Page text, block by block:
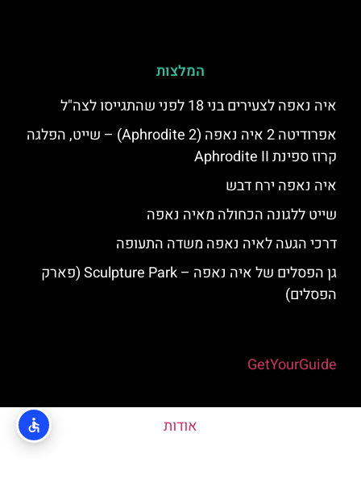
המלצות
איה נאפה לצעירים בני 18 לפני שהתגייסו לצה"ל
אפרודיטה 2 איה נאפה (Aphrodite 2) – שייט, הפלגה
קרוז ספינת Aphrodite II
איה נאפה ירח דבש
שייט ללגונה הכחולה מאיה נאפה
דרכי הגעה לאיה נאפה משדה התעופה
גן הפסלים של איה נאפה – Sculpture Park (פארק
הפסלים)
GetYourGuide
אודות